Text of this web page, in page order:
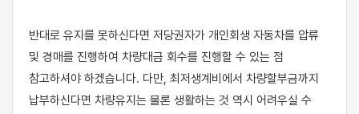
반대로 유지를 못하신다면 저당권자가 개인회생 자동차를 압류
및 경매를 진행하여 차량대금 회수를 진행할 수 있는 점
참고하셔야 하겠습니다. 다만, 최저생계비에서 차량할부금까지
납부하신다면 차량유지는 물론 생활하는 것 역시 어려우실 수